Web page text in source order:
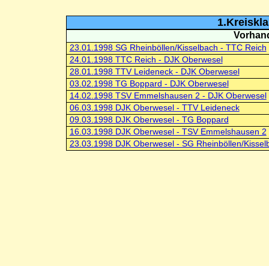
23.01.1998 SG Rheinböllen/Kisselbach - TTC Reich
24.01.1998 TTC Reich - DJK Oberwesel
28.01.1998 TTV Leideneck - DJK Oberwesel
03.02.1998 TG Boppard - DJK Oberwesel
14.02.1998 TSV Emmelshausen 2 - DJK Oberwesel
06.03.1998 DJK Oberwesel - TTV Leideneck
09.03.1998 DJK Oberwesel - TG Boppard
16.03.1998 DJK Oberwesel - TSV Emmelshausen 2
23.03.1998 DJK Oberwesel - SG Rheinböllen/